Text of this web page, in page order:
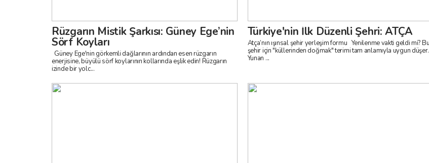
Rüzgarın Mistik Şarkısı: Güney Ege’nin
Sörf Koyları
enerjisine, büyülü sörf koylarının kollarında eşlik edin! Rüzgarın
izinde bir yolc...
Türkiye'nin İlk Düzenli Şehri: ATÇA
Atça’nın ışınsal şehir yerleşim formu​ Yenilenme vakti geldi mi? Bu
şehir için "küllerinden doğmak" terimi tam anlamıyla uygun düşer.
Yunan ...